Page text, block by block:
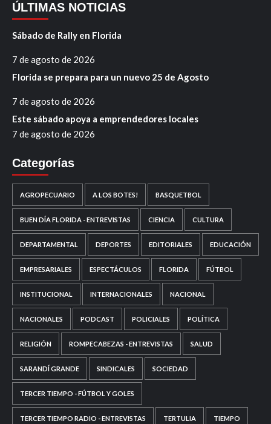
ÚLTIMAS NOTICIAS
Sábado de Rally en Florida
7 de agosto de 2026
Florida se prepara para un nuevo 25 de Agosto
7 de agosto de 2026
Este sábado apoya a emprendedores locales
7 de agosto de 2026
Categorías
AGROPECUARIO A LOS BOTES! BASQUETBOL
BUEN DÍA FLORIDA - ENTREVISTAS CIENCIA CULTURA
DEPARTAMENTAL DEPORTES EDITORIALES EDUCACIÓN
EMPRESARIALES ESPECTÁCULOS FLORIDA FÚTBOL
INSTITUCIONAL INTERNACIONALES NACIONAL
NACIONALES PODCAST POLICIALES POLÍTICA
RELIGIÓN ROMPECABEZAS - ENTREVISTAS SALUD
SARANDÍ GRANDE SINDICALES SOCIEDAD
TERCER TIEMPO - FÚTBOL Y GOLES
TERCER TIEMPO RADIO - ENTREVISTAS TERTULIA TIEMPO